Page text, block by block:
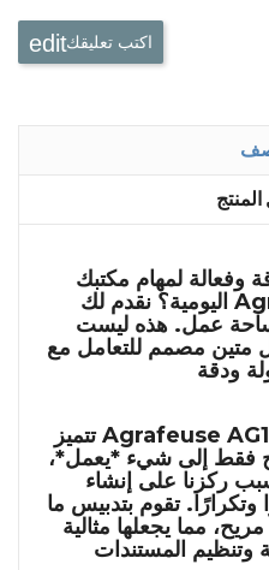
اكتب تعليقك
وفعالة لمهام مكتبك
مساحة عمل. هذه ليست
متين مصمم للتعامل مع
تتميزAgrafeuse
فقط إلى شيء *يعمل*،
ركزنا على إنشاء
وتكرارًا. تقوم بتدبيس ما
مريح، مما يجعلها مثالية
وتنظيم المستندات